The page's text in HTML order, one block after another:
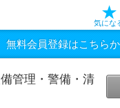
気にな
無料会員登録はこちら
管理・警備・清